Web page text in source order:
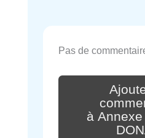
Pas de
à